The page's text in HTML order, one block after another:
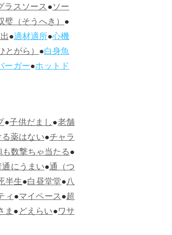
ラスソース●ソー
璧（そうへき）●
●適材適所●心機
とがら）●白身魚
ーガー●ホットド
●子供だまし●老舗
薬はない●チャラ
数撃ちゃ当たる●
にうまい●通（つ
半生●白昼堂堂●八
ィ●マイペース●超
ま●どえらい●ワサ